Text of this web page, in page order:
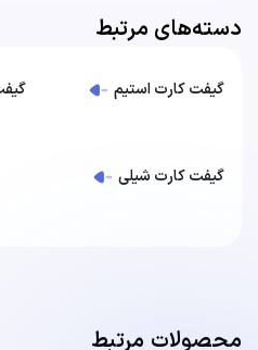
دسته‌های مرتبط
گیفت کارت استیم
گیفت کارت شیلی
محصولات مرتبط